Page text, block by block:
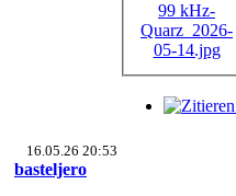
16.05.26 20:53
basteljero